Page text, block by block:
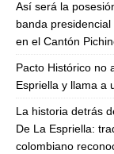
Así será la
banda
en el Cantón
Pacto Histórico no
Espriella y llama a
La historia detrás
De La Espriella:
colombiano